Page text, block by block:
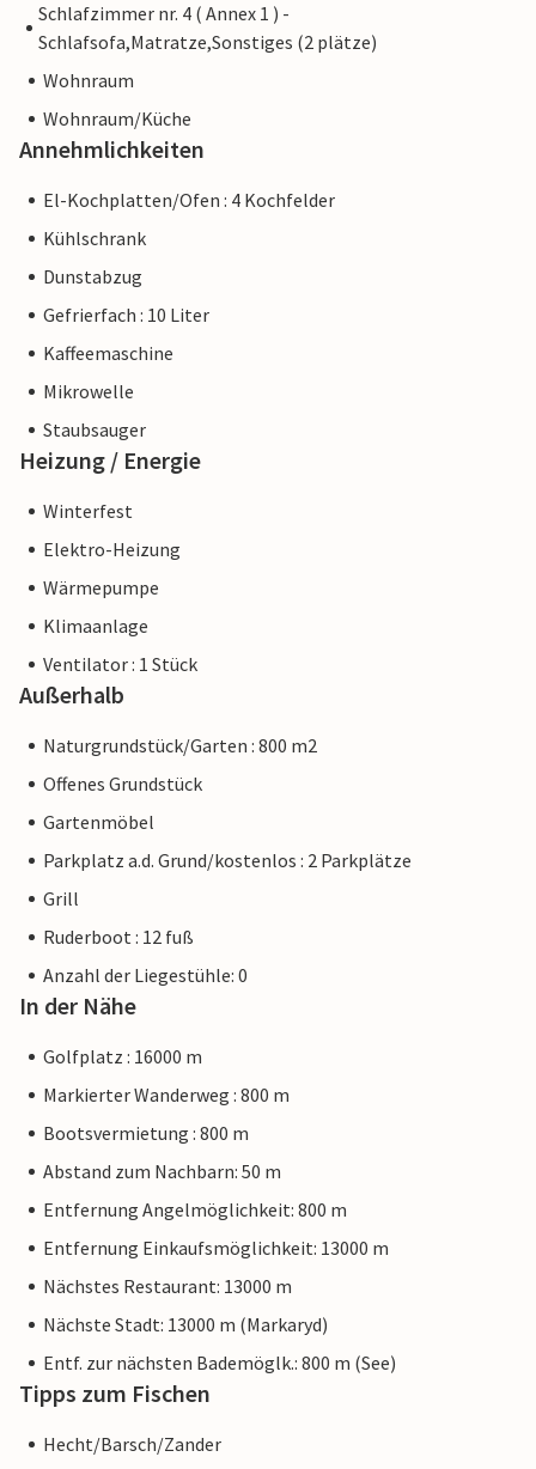
Schlafzimmer nr. 4 ( Annex 1 ) -
Schlafsofa,Matratze,Sonstiges (2 plätze)
Wohnraum
Wohnraum/Küche
Annehmlichkeiten
El-Kochplatten/Ofen : 4 Kochfelder
Kühlschrank
Dunstabzug
Gefrierfach : 10 Liter
Kaffeemaschine
Mikrowelle
Staubsauger
Heizung / Energie
Winterfest
Elektro-Heizung
Wärmepumpe
Klimaanlage
Ventilator : 1 Stück
Außerhalb
Naturgrundstück/Garten : 800 m2
Offenes Grundstück
Gartenmöbel
Parkplatz a.d. Grund/kostenlos : 2 Parkplätze
Grill
Ruderboot : 12 fuß
Anzahl der Liegestühle: 0
In der Nähe
Golfplatz : 16000 m
Markierter Wanderweg : 800 m
Bootsvermietung : 800 m
Abstand zum Nachbarn: 50 m
Entfernung Angelmöglichkeit: 800 m
Entfernung Einkaufsmöglichkeit: 13000 m
Nächstes Restaurant: 13000 m
Nächste Stadt: 13000 m (Markaryd)
Entf. zur nächsten Bademöglk.: 800 m (See)
Tipps zum Fischen
Hecht/Barsch/Zander